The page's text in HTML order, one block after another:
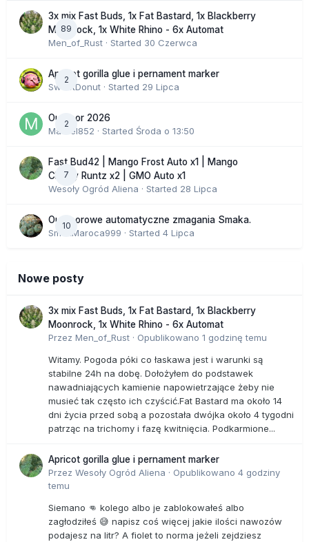
89
3x mix Fast Buds, 1x Fat Bastard, 1x Blackberry
Moonrock, 1x White Rhino - 6x Automat
Men_of_Rust · Started 30 Czerwca
2
Apricot gorilla glue i pernament marker
SweetDonut · Started 29 Lipca
2
Outdoor 2026
Marcel852 · Started Środa o 13:50
7
Fast Bud42 | Mango Frost Auto x1 | Mango
Cherry Runtz x2 | GMO Auto x1
Wesoły Ogród Aliena · Started 28 Lipca
10
Outdoorowe automatyczne zmagania Smaka.
SmakMaroca999 · Started 4 Lipca
Nowe posty
3x mix Fast Buds, 1x Fat Bastard, 1x Blackberry
Moonrock, 1x White Rhino - 6x Automat
Przez Men_of_Rust · Opublikowano 1 godzinę temu
Witamy. Pogoda póki co łaskawa jest i warunki są
stabilne 24h na dobę. Dołożyłem do podstawek
nawadniających kamienie napowietrzające żeby nie
musieć tak często ich czyścić.Fat Bastard ma około 14
dni życia przed sobą a pozostała dwójka około 4 tygodni
patrząc na trichomy i fazę kwitnięcia. Podkarmione...
Apricot gorilla glue i pernament marker
Przez Wesoły Ogród Aliena · Opublikowano 4 godziny
temu
Siemano 👊 kolego albo je zablokowałeś albo
zagłodziłeś 😅 napisz coś więcej jakie ilości nawozów
podajesz na litr? A fiolet to norma jeżeli zejdziesz